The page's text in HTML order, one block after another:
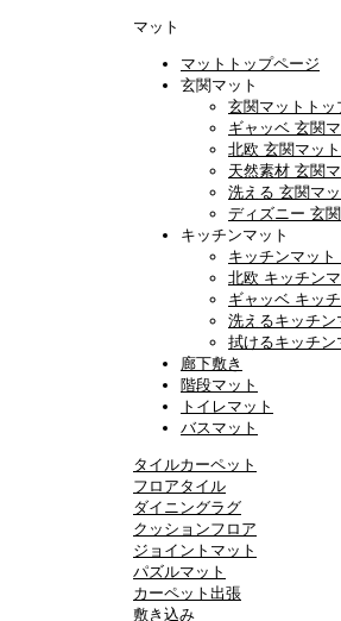
マット
マットトップページ
玄関マット
玄関マットトッ
ギャッベ 玄関
北欧 玄関マット
天然素材 玄関
洗える 玄関マッ
ディズニー 玄
キッチンマット
キッチンマッ
北欧 キッチン
ギャッベ キッ
洗えるキッチン
拭けるキッチン
廊下敷き
階段マット
トイレマット
バスマット
タイルカーペット
フロアタイル
ダイニングラグ
クッションフロア
ジョイントマット
パズルマット
カーペット出張
敷き込み